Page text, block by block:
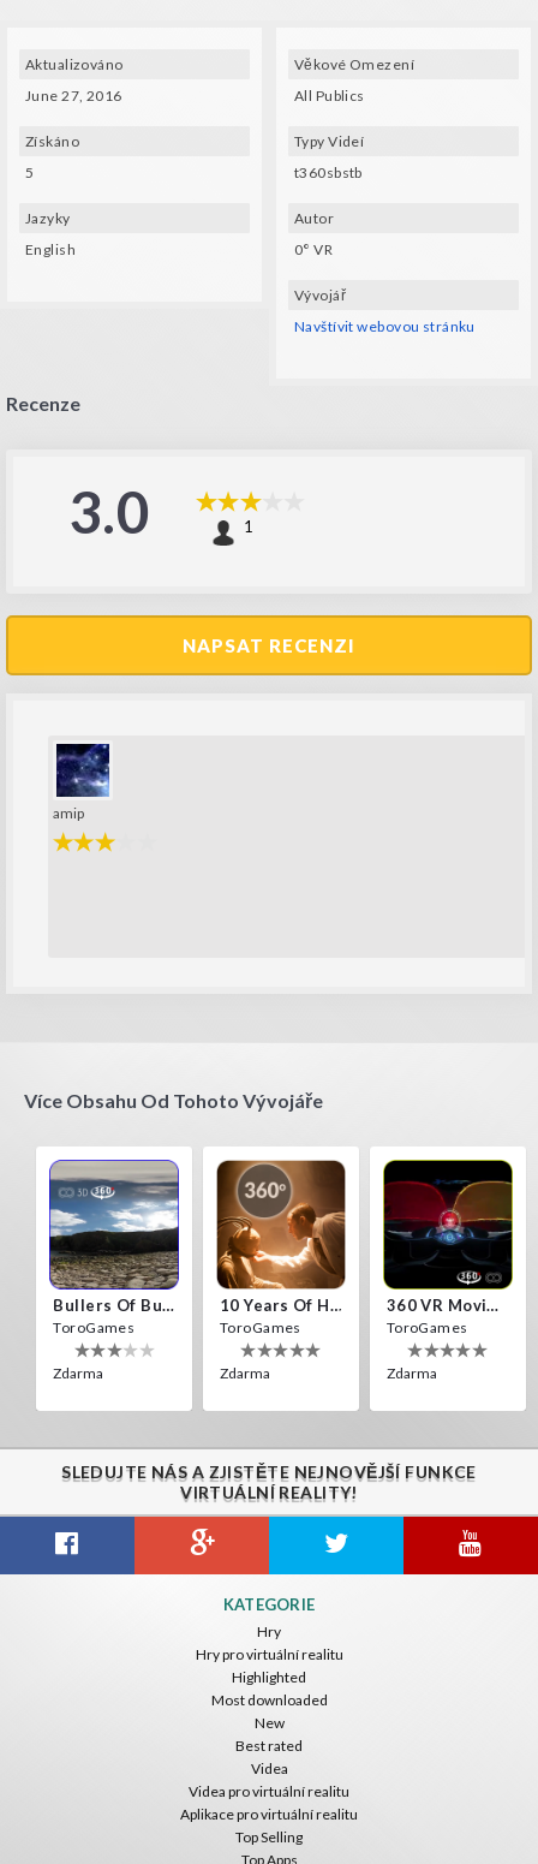
Aktualizováno
June 27, 2016
Získáno
5
Jazyky
English
Věkové Omezení
All Publics
Typy Videí
t360sbstb
Autor
0° VR
Vývojář
Navštívit webovou stránku
Recenze
3.0 1
NAPSAT RECENZI
amip
Více Obsahu Od Tohoto Vývojáře
Bullers Of Buchan Aberdeen
ToroGames
Zdarma
10 Years Of Horror Nights
ToroGames
Zdarma
360 VR Movie Experience
ToroGames
Zdarma
Caminandes
Zdarma
SLEDUJTE NÁS A ZJISTĚTE NEJNOVĚJŠÍ FUNKCE
VIRTUÁLNÍ REALITY!
KATEGORIE
Hry
Hry pro virtuální realitu
Highlighted
Most downloaded
New
Best rated
Videa
Videa pro virtuální realitu
Aplikace pro virtuální realitu
Top Selling
Top Apps